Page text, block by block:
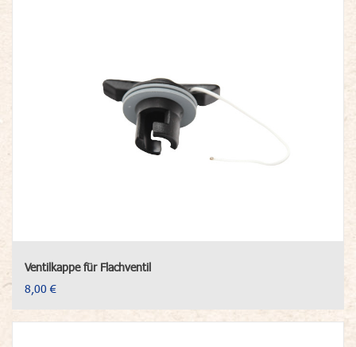
Ventilkappe für Flachventil
8,00 €